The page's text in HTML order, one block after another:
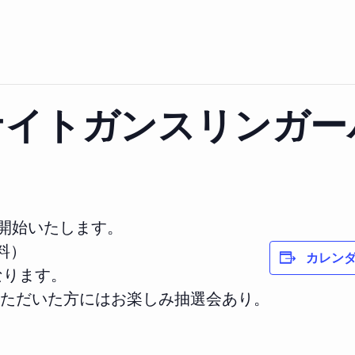
トガンスリンガ
始いたします。
ます。
だいた方にはお楽しみ抽選会あり。
カレン